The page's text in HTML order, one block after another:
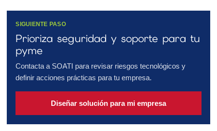
SIGUIENTE PASO
Prioriza seguridad y soporte para tu
pyme
Contacta a SOATI para revisar riesgos tecnológicos y
definir acciones prácticas para tu empresa.
Diseñar solución para mi empresa